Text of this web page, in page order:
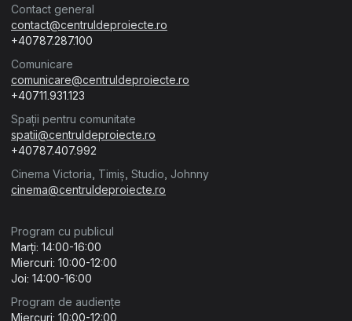
Contact general
contact@centruldeproiecte.ro
+40787.287.100
Comunicare
comunicare@centruldeproiecte.ro
+40711.931.123
Spații pentru comunitate
spatii@centruldeproiecte.ro
+40787.407.992
Cinema Victoria, Timiș, Studio, Johnny
cinema@centruldeproiecte.ro
Program cu publicul
Marți: 14:00-16:00
Miercuri: 10:00-12:00
Joi: 14:00-16:00
Program de audiențe
Miercuri: 10:00-12:00